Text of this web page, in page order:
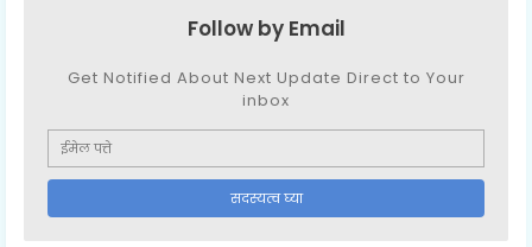
Follow by Email
Get Notified About Next Update Direct to Your
inbox